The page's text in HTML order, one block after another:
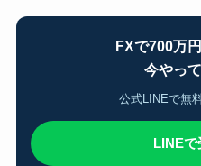
FXで700万
今やっ
公式LINEで無
LINEで